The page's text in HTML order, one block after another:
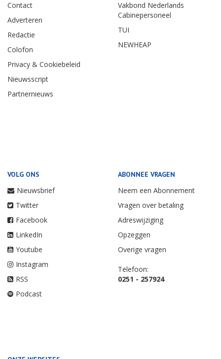
Contact
Adverteren
Redactie
Colofon
Privacy & Cookiebeleid
Nieuwsscript
Partnernieuws
Vakbond Nederlands
Cabinepersoneel
TUI
NEWHEAP
VOLG ONS
Nieuwsbrief
Twitter
Facebook
LinkedIn
Youtube
Instagram
RSS
Podcast
ABONNEE VRAGEN
Neem een Abonnement
Vragen over betaling
Adreswijziging
Opzeggen
Overige vragen
Telefoon:
0251 - 257924